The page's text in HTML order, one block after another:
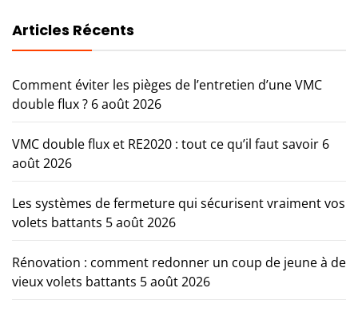
Articles Récents
Comment éviter les pièges de l’entretien d’une VMC
double flux ? 6 août 2026
VMC double flux et RE2020 : tout ce qu’il faut savoir 6
août 2026
Les systèmes de fermeture qui sécurisent vraiment vos
volets battants 5 août 2026
Rénovation : comment redonner un coup de jeune à de
vieux volets battants 5 août 2026